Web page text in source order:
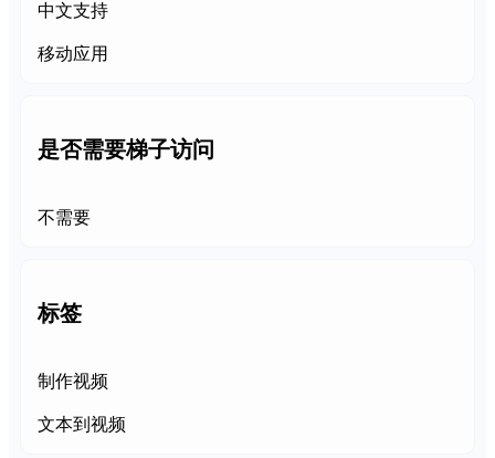
中文支持
移动应用
是否需要梯子访问
不需要
标签
制作视频
文本到视频